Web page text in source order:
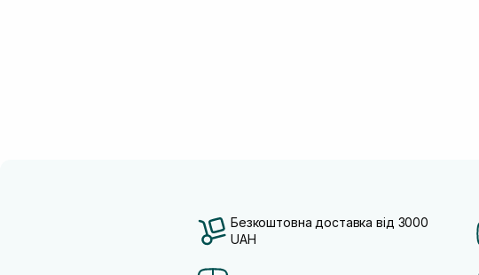
Безкоштовна доставка від 3000
UAH